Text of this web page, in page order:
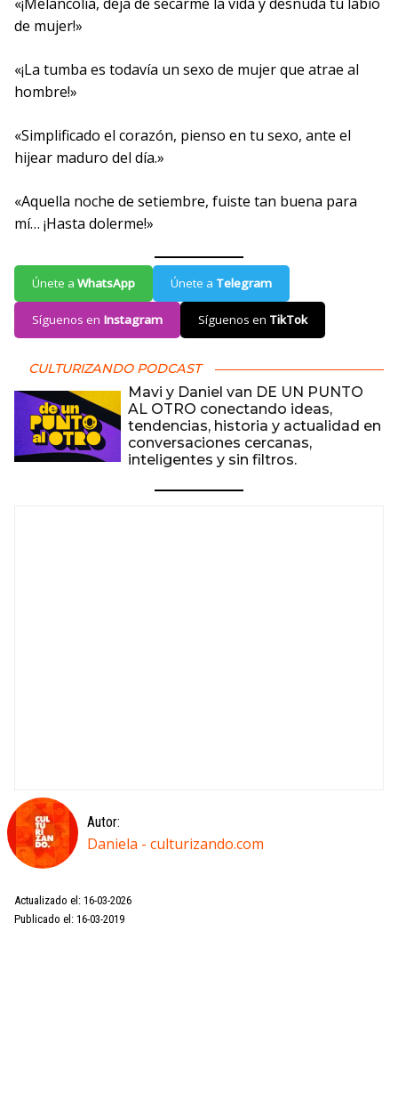
de mujer!»
«¡La tumba es todavía un sexo de mujer que atrae al
hombre!»
«Simplificado el corazón, pienso en tu sexo, ante el
hijear maduro del día.»
«Aquella noche de setiembre, fuiste tan buena para
mí… ¡Hasta dolerme!»
Únete a WhatsApp Únete a Telegram
Síguenos en Instagram Síguenos en TikTok
CULTURIZANDO PODCAST
Mavi y Daniel van DE UN PUNTO
AL OTRO conectando ideas,
tendencias, historia y actualidad en
conversaciones cercanas,
inteligentes y sin filtros.
Autor:
Daniela - culturizando.com
Actualizado el: 16-03-2026
Publicado el: 16-03-2019